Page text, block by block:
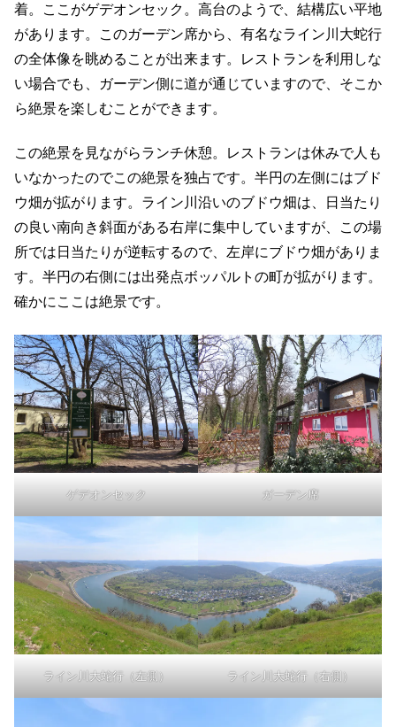
着。ここがゲデオンセック。高台のようで、結構広い平地
があります。このガーデン席から、有名なライン川大蛇行
の全体像を眺めることが出来ます。レストランを利用しな
い場合でも、ガーデン側に道が通じていますので、そこか
ら絶景を楽しむことができます。
この絶景を見ながらランチ休憩。レストランは休みで人も
いなかったのでこの絶景を独占です。半円の左側にはブド
ウ畑が拡がります。ライン川沿いのブドウ畑は、日当たり
の良い南向き斜面がある右岸に集中していますが、この場
所では日当たりが逆転するので、左岸にブドウ畑がありま
す。半円の右側には出発点ボッパルトの町が拡がります。
確かにここは絶景です。
ゲデオンセック ガーデン席
ライン川大蛇行（左側） ライン川大蛇行（右側）